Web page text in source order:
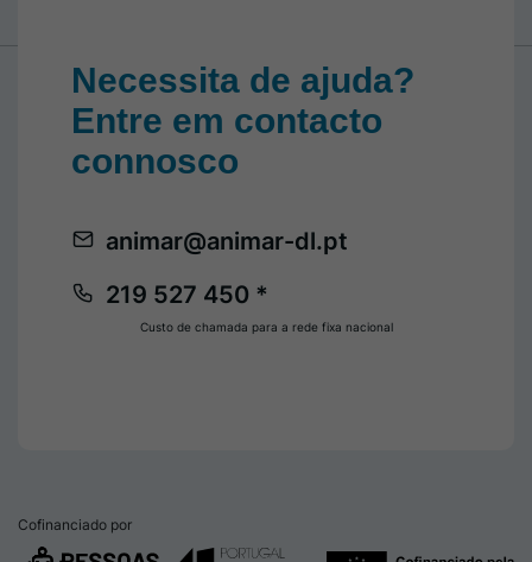
Necessita de ajuda?
Entre em contacto
connosco
219 527 450 *
animar@animar-dl.pt
Custo de chamada para a rede fixa nacional
Cofinanciado por